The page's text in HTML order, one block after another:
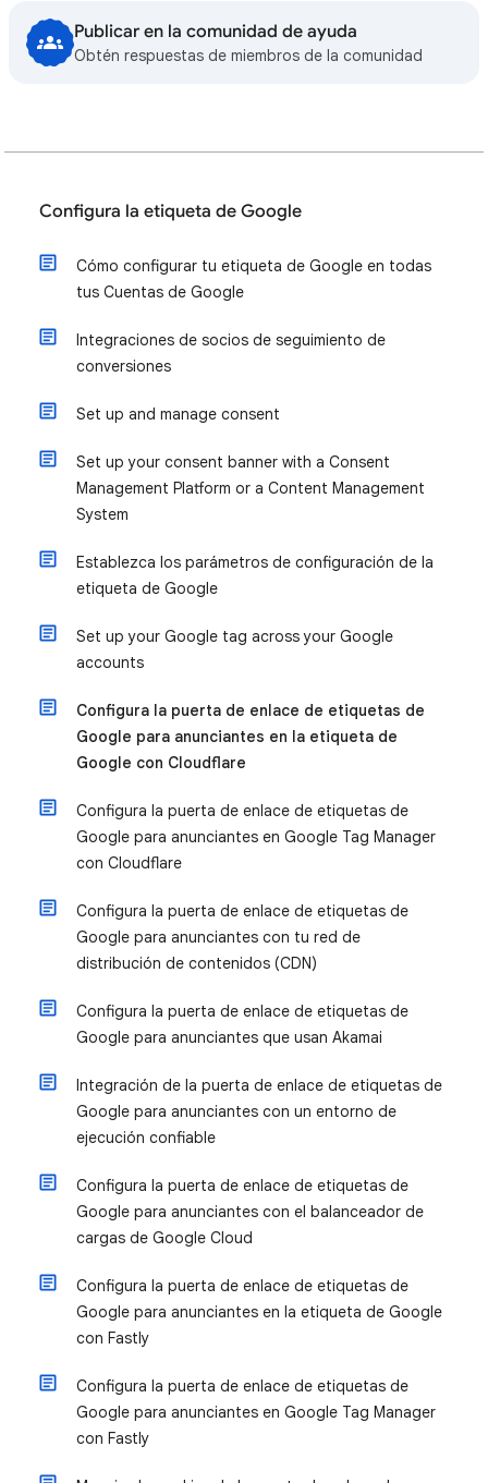
Publicar en la comunidad de ayuda
Obtén respuestas de miembros de la comunidad
Configura la etiqueta de Google
Cómo configurar tu etiqueta de Google en todas
tus Cuentas de Google
Integraciones de socios de seguimiento de
conversiones
Set up and manage consent
Set up your consent banner with a Consent
Management Platform or a Content Management
System
Establezca los parámetros de configuración de la
etiqueta de Google
Set up your Google tag across your Google
accounts
Configura la puerta de enlace de etiquetas de
Google para anunciantes en la etiqueta de
Google con Cloudflare
Configura la puerta de enlace de etiquetas de
Google para anunciantes en Google Tag Manager
con Cloudflare
Configura la puerta de enlace de etiquetas de
Google para anunciantes con tu red de
distribución de contenidos (CDN)
Configura la puerta de enlace de etiquetas de
Google para anunciantes que usan Akamai
Integración de la puerta de enlace de etiquetas de
Google para anunciantes con un entorno de
ejecución confiable
Configura la puerta de enlace de etiquetas de
Google para anunciantes con el balanceador de
cargas de Google Cloud
Configura la puerta de enlace de etiquetas de
Google para anunciantes en la etiqueta de Google
con Fastly
Configura la puerta de enlace de etiquetas de
Google para anunciantes en Google Tag Manager
con Fastly